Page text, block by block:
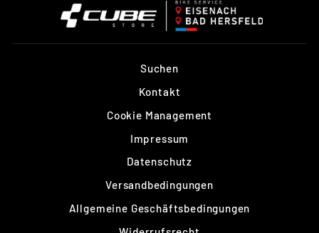
Suchen
Kontakt
Cookie Management
Impressum
Datenschutz
Versandbedingungen
Allgemeine Geschäftsbedingungen